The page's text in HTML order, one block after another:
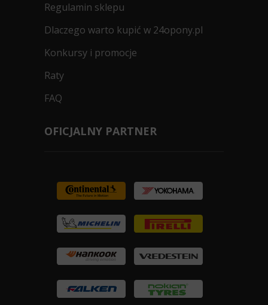
Regulamin sklepu
Dlaczego warto kupić w 24opony.pl
Konkursy i promocje
Raty
FAQ
OFICJALNY PARTNER